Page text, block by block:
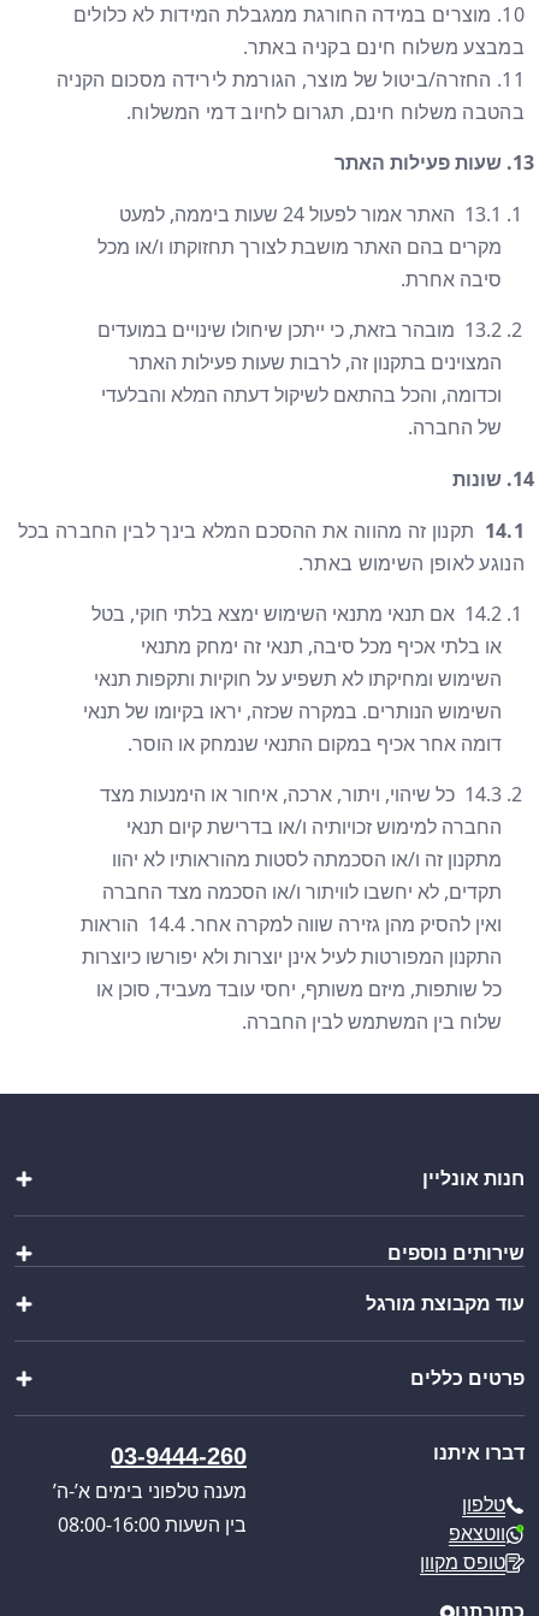
10. מוצרים במידה החורגת ממגבלת המידות לא כלולים
במבצע משלוח חינם בקניה באתר.
11. החזרה/ביטול של מוצר, הגורמת לירידה מסכום הקניה
בהטבה משלוח חינם, תגרום לחיוב דמי המשלוח.
שעות פעילות האתר
13.1 האתר אמור לפעול 24 שעות ביממה, למעט
מקרים בהם האתר מושבת לצורך תחזוקתו ו/או מכל
סיבה אחרת.
13.2 מובהר בזאת, כי ייתכן שיחולו שינויים במועדים
המצוינים בתקנון זה, לרבות שעות פעילות האתר
וכדומה, והכל בהתאם לשיקול דעתה המלא והבלעדי
של החברה.
שונות
14.1תקנון זה מהווה את ההסכם המלא בינך לבין החברה בכל
הנוגע לאופן השימוש באתר.
14.2 אם תנאי מתנאי השימוש ימצא בלתי חוקי, בטל
או בלתי אכיף מכל סיבה, תנאי זה ימחק מתנאי
השימוש ומחיקתו לא תשפיע על חוקיות ותקפות תנאי
השימוש הנותרים. במקרה שכזה, יראו בקיומו של תנאי
דומה אחר אכיף במקום התנאי שנמחק או הוסר.
14.3 כל שיהוי, ויתור, ארכה, איחור או הימנעות מצד
החברה למימוש זכויותיה ו/או בדרישת קיום תנאי
מתקנון זה ו/או הסכמתה לסטות מהוראותיו לא יהוו
תקדים, לא יחשבו לוויתור ו/או הסכמה מצד החברה
ואין להסיק מהן גזירה שווה למקרה אחר. 14.4 הוראות
התקנון המפורטות לעיל אינן יוצרות ולא יפורשו כיוצרות
כל שותפות, מיזם משותף, יחסי עובד מעביד, סוכן או
שלוח בין המשתמש לבין החברה.
חנות אונליין
שולחנות ומשטחי עבודה
ציוד מטבח
מוצרי פרזול נירוסטה
מוצרים נוספים
שירותים נוספים
הוראות הרכבה
בקשת הצעת מחיר
קטלוג מוצרים
כניסה לאזור אישי
עוד מקבוצת מורגל
וואנגו קרוואנים
פול סרוויס
פרטים כללים
חוויית הבישול החדשה
מדיניות הפרטיות
מדיניות משלוחים
ביטול עסקה
מאמרים
דברו איתנו
טלפון
ווטצאפ
טופס מקוון
03-9444-260
מענה טלפוני בימים א’-ה’
בין השעות 08:00-16:00
כתובתנו